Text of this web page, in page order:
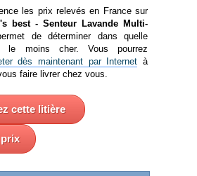
les prix relevés en France sur
best - Senteur Lavande Multi-
de déterminer dans quelle
le moins cher. Vous pourrez
dès maintenant par Internet à
faire livrer chez vous.
cette litière